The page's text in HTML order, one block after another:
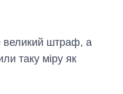
великий штраф, а
таку міру як